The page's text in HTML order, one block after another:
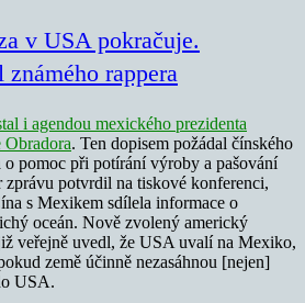
v USA pokračuje.
rappera
i agendou mexického prezidenta
Obradora. Ten dopisem požádal čínského
pomoc při potírání výroby a pašování
potvrdil na tiskové konferenci,
s Mexikem sdílela informace o
oceán. Nově zvolený americký
veřejně uvedl, že USA uvalí na Mexiko,
země účinně nezasáhnou [nejen]
USA.